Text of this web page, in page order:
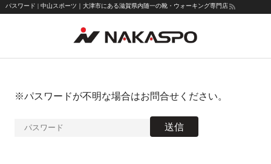
パスワード | 中山スポーツ｜大津市にある滋賀県内随一の靴・ウォーキング専門店
※パスワードが不明な場合はお問合せください。